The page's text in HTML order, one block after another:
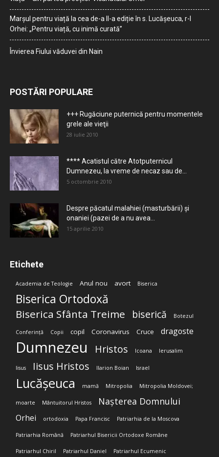
Marșul pentru viață la cea de-a II-a ediție în s. Lucășeuca, r-l
Orhei: „Pentru viață, cu inimă curată”
Învierea Fiului văduvei din Nain
POSTĂRI POPULARE
+++ Rugăciune puternică pentru momentele
grele ale vieţii
28 iulie 2010
**** Acatistul către Atotputernicul
Dumnezeu, la vreme de necaz sau de...
5 octombrie 2010
Despre păcatul malahiei (masturbării) şi
onaniei (pazei de a nu avea...
15 aprilie 2010
Etichete
Academia de Teologie Anul nou avort Biserica
Biserica Ortodoxă
Biserica Sfânta Treime biserică Botezul
Conferință Copii copil Coronavirus Cruce dragoste
Dumnezeu Hristos Icoana Ierusalim
Iisus Iisus Hristos Ilarion Boian Israel
Lucășeuca mamă Mitropolia Mitropolia Moldovei;
moarte Mântuitorul Hristos Nașterea Domnului
Orhei ortodoxia Papa Francisc Patriarhia de la Moscova
Patriarhia Română Patriarhul Bisericii Ortodoxe Române
Patriarhul Chiril Patriarhul Daniel Patriarhul Ecumenic